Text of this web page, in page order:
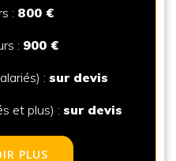
: 800 €
: 900 €
: sur devis
et plus) : sur devis
PLUS